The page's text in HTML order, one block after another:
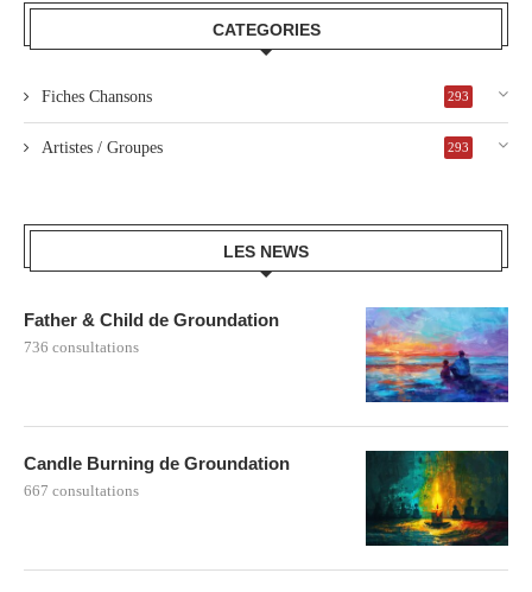
CATEGORIES
Fiches Chansons 293
Artistes / Groupes 293
LES NEWS
Father & Child de Groundation
736 consultations
Candle Burning de Groundation
667 consultations